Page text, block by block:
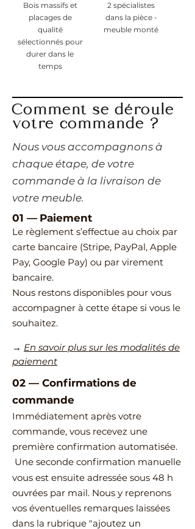
Bois massifs et
placages de
qualité
sélectionnés pour
durer dans le
temps
2 spécialistes
dans la pièce -
meuble monté
Comment se déroule
votre commande ?
​Nous vous accompagnons à
chaque étape, de votre
commande à la livraison de
votre meuble.
01 — Paiement
Le règlement s’effectue au choix par
carte bancaire (Stripe, PayPal, Apple
Pay, Google Pay) ou par virement
bancaire.
Nous restons disponibles pour vous
accompagner à cette étape si vous le
souhaitez.
→ En savoir plus sur les modalités de
paiement
02 — ​Confirmations de
commande
Immédiatement après votre
commande, vous recevez une
première confirmation automatisée.
Une seconde confirmation manuelle
vous est ensuite adressée sous 48 h
ouvrées par mail. Nous y reprenons
vos éventuelles remarques laissées
dans la rubrique "ajoutez un